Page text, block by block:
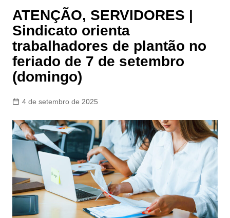
ATENÇÃO, SERVIDORES |
Sindicato orienta
trabalhadores de plantão no
feriado de 7 de setembro
(domingo)
4 de setembro de 2025